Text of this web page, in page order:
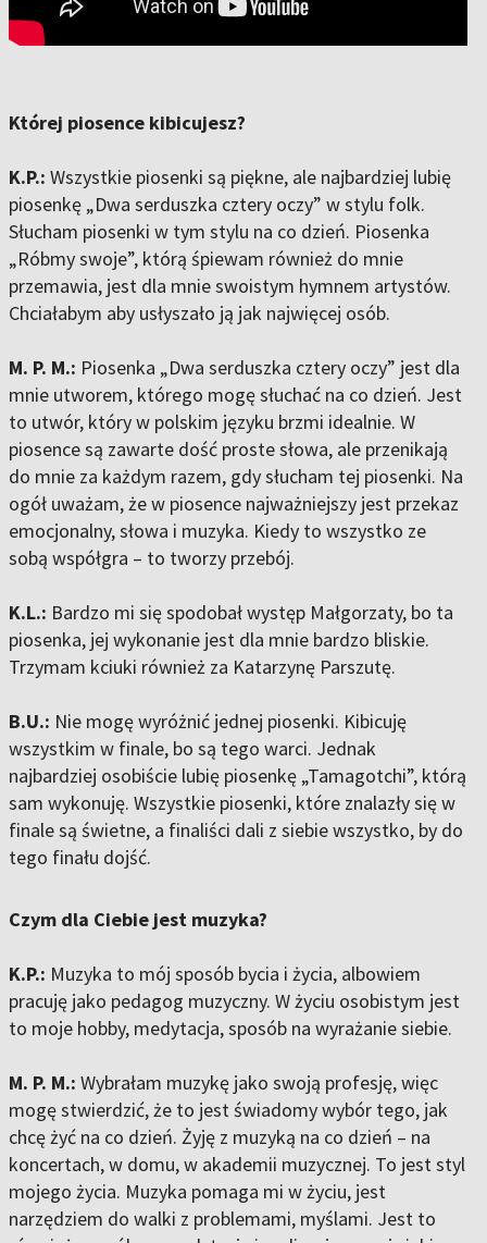
Której piosence kibicujesz?
K.P.: Wszystkie piosenki są piękne, ale najbardziej lubię
piosenkę „Dwa serduszka cztery oczy” w stylu folk.
Słucham piosenki w tym stylu na co dzień. Piosenka
„Róbmy swoje”, którą śpiewam również do mnie
przemawia, jest dla mnie swoistym hymnem artystów.
Chciałabym aby usłyszało ją jak najwięcej osób.
M. P. M.: Piosenka „Dwa serduszka cztery oczy” jest dla
mnie utworem, którego mogę słuchać na co dzień. Jest
to utwór, który w polskim języku brzmi idealnie. W
piosence są zawarte dość proste słowa, ale przenikają
do mnie za każdym razem, gdy słucham tej piosenki. Na
ogół uważam, że w piosence najważniejszy jest przekaz
emocjonalny, słowa i muzyka. Kiedy to wszystko ze
sobą współgra – to tworzy przebój.
K.L.: Bardzo mi się spodobał występ Małgorzaty, bo ta
piosenka, jej wykonanie jest dla mnie bardzo bliskie.
Trzymam kciuki również za Katarzynę Parszutę.
B.U.: Nie mogę wyróżnić jednej piosenki. Kibicuję
wszystkim w finale, bo są tego warci. Jednak
najbardziej osobiście lubię piosenkę „Tamagotchi”, którą
sam wykonuję. Wszystkie piosenki, które znalazły się w
finale są świetne, a finaliści dali z siebie wszystko, by do
tego finału dojść.
Czym dla Ciebie jest muzyka?
K.P.: Muzyka to mój sposób bycia i życia, albowiem
pracuję jako pedagog muzyczny. W życiu osobistym jest
to moje hobby, medytacja, sposób na wyrażanie siebie.
M. P. M.: Wybrałam muzykę jako swoją profesję, więc
mogę stwierdzić, że to jest świadomy wybór tego, jak
chcę żyć na co dzień. Żyję z muzyką na co dzień – na
koncertach, w domu, w akademii muzycznej. To jest styl
mojego życia. Muzyka pomaga mi w życiu, jest
narzędziem do walki z problemami, myślami. Jest to